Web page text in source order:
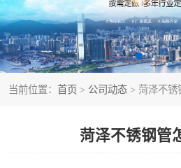
当前位置： 首页 > 公司动态 > 菏泽不锈
菏泽不锈钢管
管件标准件
不锈钢人孔
不锈钢角钢